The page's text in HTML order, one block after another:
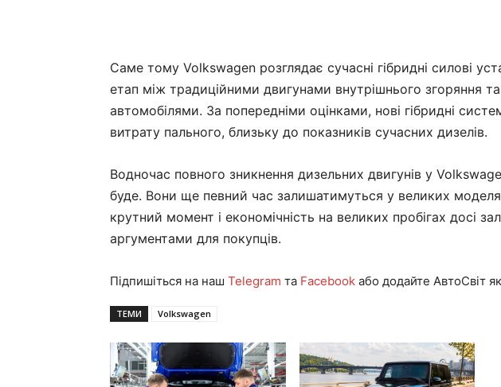
Саме тому Volkswagen розглядає сучасні гібридні силові
етап між традиційними двигунами внутрішнього згоряння
автомобілями. За попередніми оцінками, нові гібридні
витрату пального, близьку до показників сучасних дизелів.
Водночас повного зникнення дизельних двигунів у
буде. Вони ще певний час залишатимуться у великих
крутний момент і економічність на великих пробігах досі
аргументами для покупців.
Підпишіться на наш Telegram та Facebook або додайте АвтоСвіт як
ТЕМИ Volkswagen